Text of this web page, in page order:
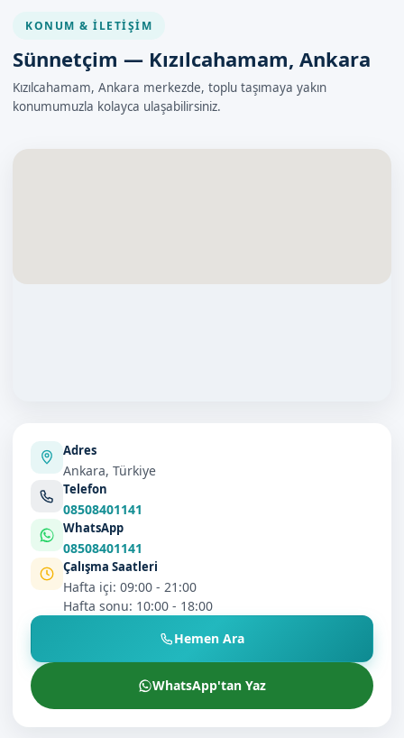
KONUM & İLETIŞIM
Sünnetçim — Kızılcahamam, Ankara
Kızılcahamam, Ankara merkezde, toplu taşımaya yakın
konumumuzla kolayca ulaşabilirsiniz.
Adres
Ankara, Türkiye
Telefon
08508401141
WhatsApp
08508401141
Çalışma Saatleri
Hafta içi: 09:00 - 21:00
Hafta sonu: 10:00 - 18:00
Hemen Ara
WhatsApp'tan Yaz